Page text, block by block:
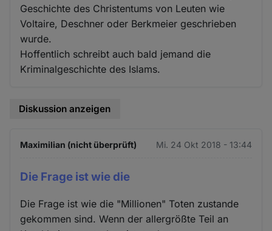
Geschichte des Christentums von Leuten wie
Voltaire, Deschner oder Berkmeier geschrieben
wurde.
Hoffentlich schreibt auch bald jemand die
Kriminalgeschichte des Islams.
Diskussion anzeigen
Maximilian (nicht überprüft) Mi. 24 Okt 2018 - 13:44
Die Frage ist wie die
Die Frage ist wie die "Millionen" Toten zustande
gekommen sind. Wenn der allergrößte Teil an